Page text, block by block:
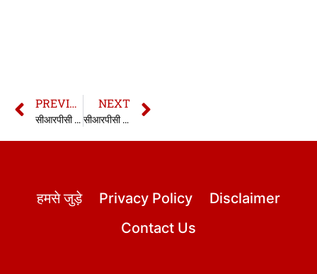
PREVIOUS
सीआरपीसी की धारा 111 | 111 CrPC in hindi
NEXT
सीआरपीसी की धारा 113 | 113 CrPC in hindi
हमसे जुड़े Privacy Policy
Disclaimer
Contact Us